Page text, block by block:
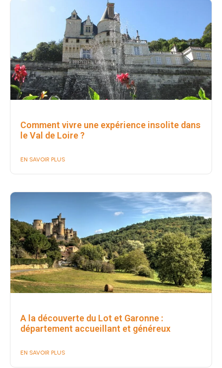
Comment vivre une expérience insolite dans
le Val de Loire ?
EN SAVOIR PLUS
A la découverte du Lot et Garonne :
département accueillant et généreux
EN SAVOIR PLUS